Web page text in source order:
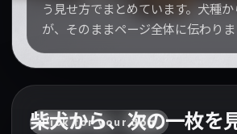
う見せ方でまとめています。犬種
が、そのままページ全体に伝わりま
Pick for your dog
柴犬から、次の一枚を